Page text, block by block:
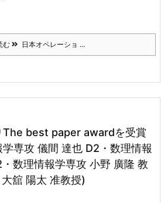
む 日本オペレーショ ...
best paper awardを受賞
専攻 儀間 達也 D2・数理情報
数理情報学専攻 小野 廣隆 教
舘 陽太 准教授)